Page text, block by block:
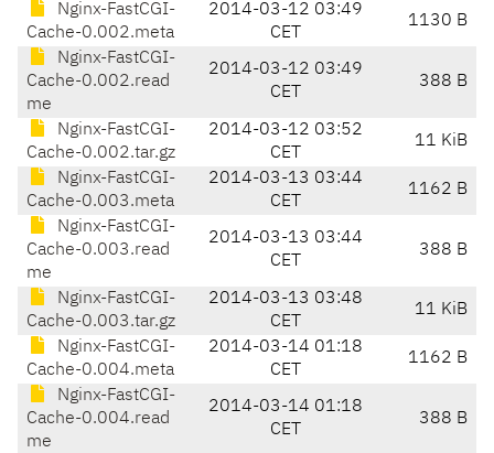
Nginx-FastCGI-
Cache-0.002.meta
2014-03-12 03:49
CET
1130 B
Nginx-FastCGI-
Cache-0.002.read
me
2014-03-12 03:49
CET
388 B
Nginx-FastCGI-
Cache-0.002.tar.gz
2014-03-12 03:52
CET
11 KiB
Nginx-FastCGI-
Cache-0.003.meta
2014-03-13 03:44
CET
1162 B
Nginx-FastCGI-
Cache-0.003.read
me
2014-03-13 03:44
CET
388 B
Nginx-FastCGI-
Cache-0.003.tar.gz
2014-03-13 03:48
CET
11 KiB
Nginx-FastCGI-
Cache-0.004.meta
2014-03-14 01:18
CET
1162 B
Nginx-FastCGI-
Cache-0.004.read
me
2014-03-14 01:18
CET
388 B